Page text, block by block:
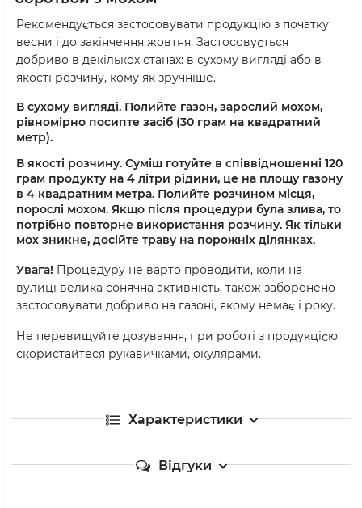
Рекомендується застосовувати продукцію з початку
весни і до закінчення жовтня. Застосовується
добриво в декількох станах: в сухому вигляді або в
якості розчину, кому як зручніше.
В сухому вигляді. Полийте газон, зарослий мохом,
рівномірно посипте засіб (30 грам на квадратний
метр).
В якості розчину. Суміш готуйте в співвідношенні 120
грам продукту на 4 літри рідини, це на площу газону
в 4 квадратним метра. Полийте розчином місця,
порослі мохом. Якщо після процедури була злива, то
потрібно повторне використання розчину. Як тільки
мох зникне, досійте траву на порожніх ділянках.
Увага! Процедуру не варто проводити, коли на
вулиці велика сонячна активність, також заборонено
застосовувати добриво на газоні, якому немає і року.
Не перевищуйте дозування, при роботі з продукцією
скористайтеся рукавичками, окулярами.
Характеристики
Відгуки